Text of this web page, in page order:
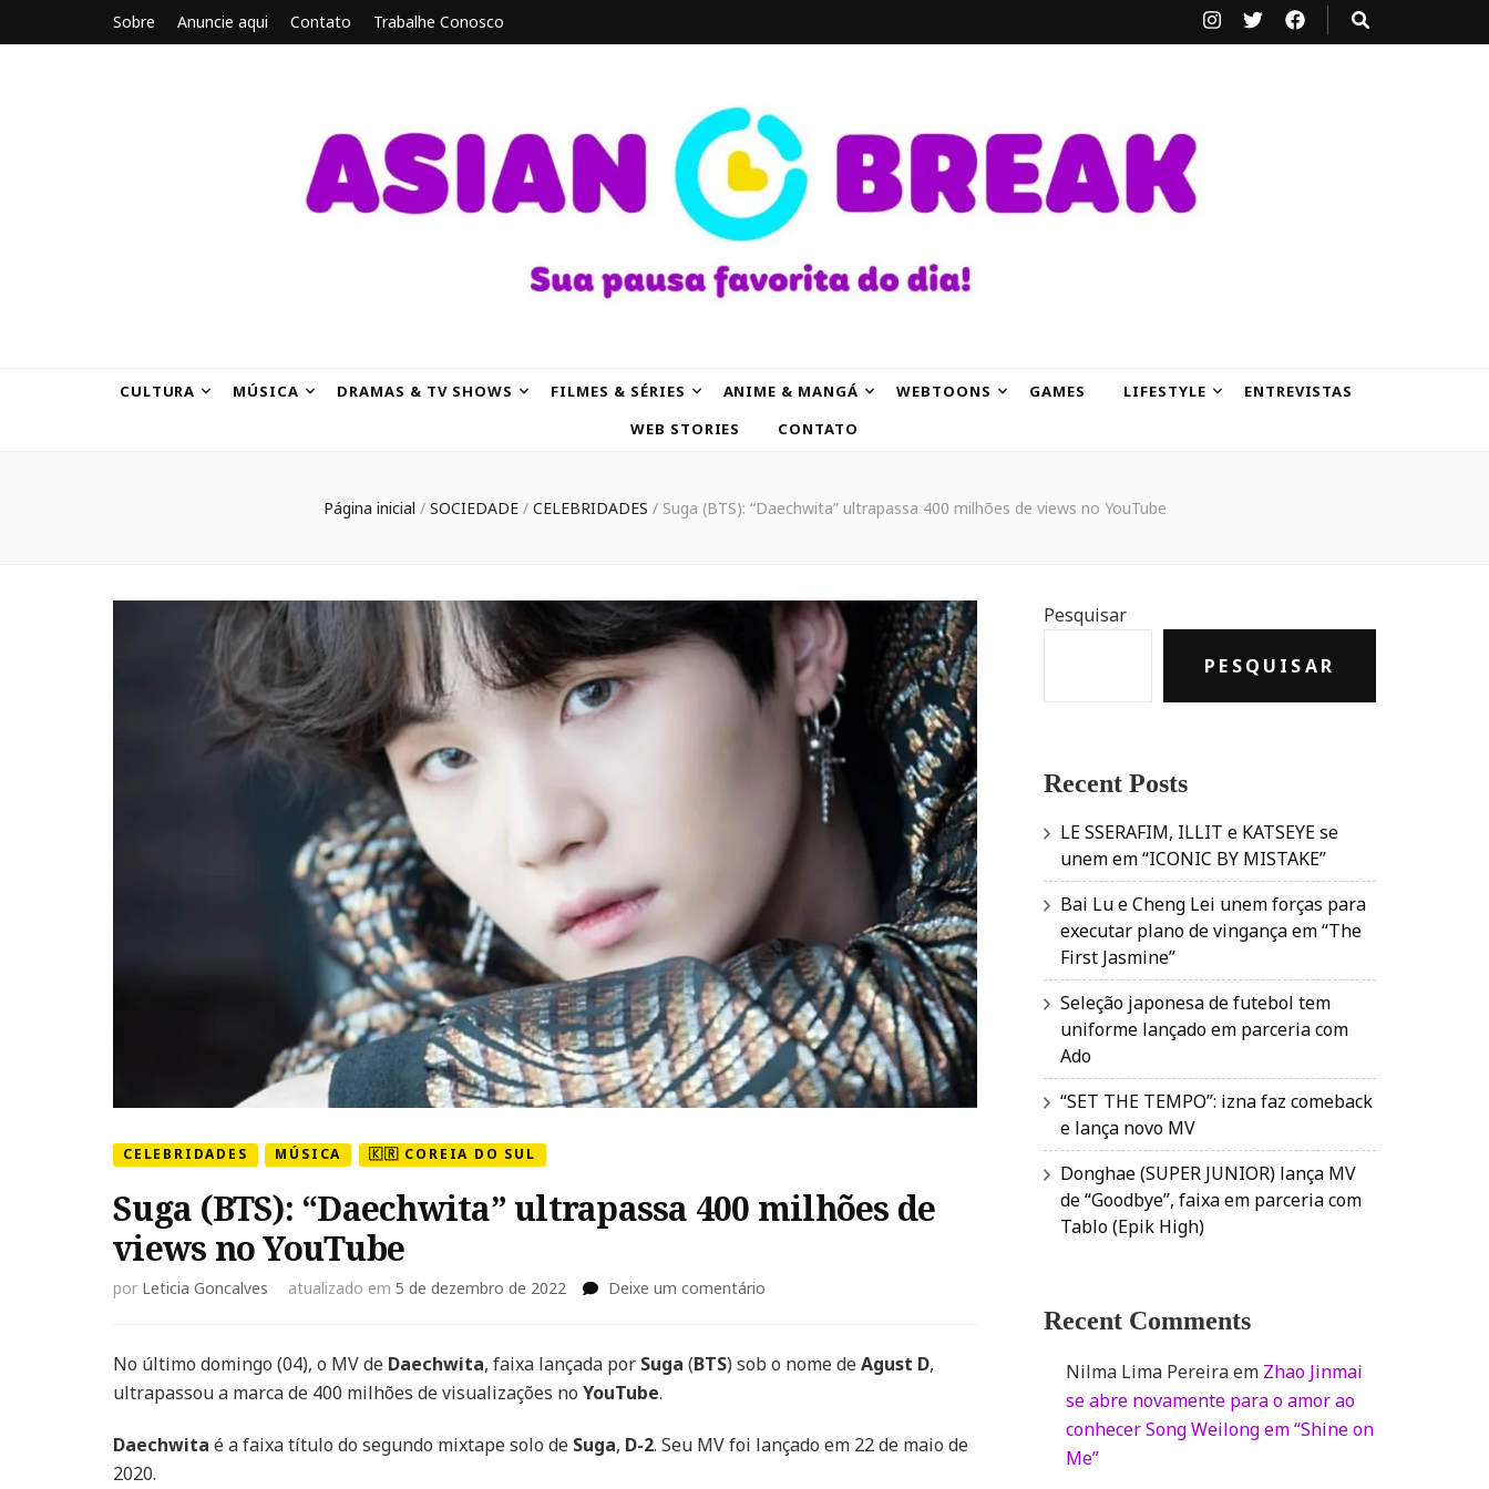
Sobre Anuncie aqui Contato Trabalhe Conosco
CULTURA MÚSICA DRAMAS & TV SHOWS FILMES & SÉRIES ANIME & MANGÁ WEBTOONS GAMES LIFESTYLE
ENTREVISTAS
WEB STORIES
CONTATO
Página inicial / SOCIEDADE / CELEBRIDADES / Suga (BTS): “Daechwita” ultrapassa 400 milhões de views no YouTube
CELEBRIDADES MÚSICA 🇰🇷 COREIA DO SUL
Suga (BTS): “Daechwita” ultrapassa 400 milhões de
views no YouTube
por Leticia Goncalves atualizado em 5 de dezembro de 2022 Deixe um comentário
“Daechwita”
de
No último domingo (04), o MV de Daechwita, faixa lançada por Suga (BTS) sob o nome deAgust D,
ultrapassou a marca de 400 milhões de visualizações no YouTube.
Daechwita é a faixa título do segundo mixtape solo de Suga, D-2. Seu MV foi lançado em 22 de maio de
2020.
Pesquisar
PESQUISAR
Recent Posts
LE SSERAFIM, ILLIT e KATSEYE se
unem em “ICONIC BY MISTAKE”
Bai Lu e Cheng Lei unem forças para
executar plano de vingança em “The
First Jasmine”
Seleção japonesa de futebol tem
uniforme lançado em parceria com
Ado
“SET THE TEMPO”: izna faz comeback
e lança novo MV
Donghae (SUPER JUNIOR) lança MV
de “Goodbye”, faixa em parceria com
Tablo (Epik High)
Recent Comments
Nilma Lima Pereiraem Zhao Jinmai
se abre novamente para o amor ao
conhecer Song Weilong em “Shine on
Me”